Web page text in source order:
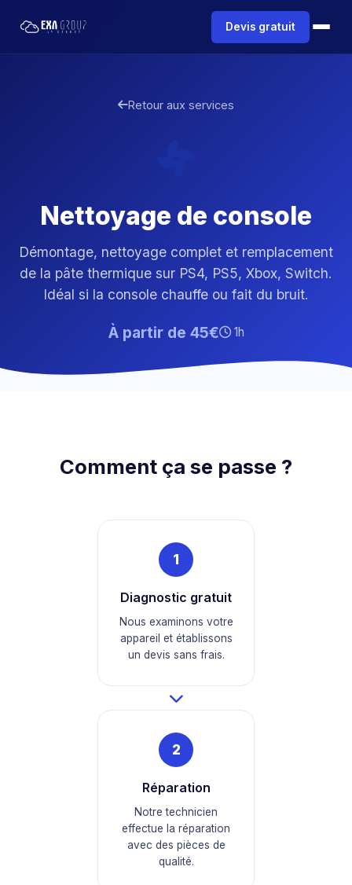
Devis gratuit
Retour aux services
Nettoyage de console
Démontage, nettoyage complet et remplacement
de la pâte thermique sur PS4, PS5, Xbox, Switch.
Idéal si la console chauffe ou fait du bruit.
À partir de 45€ 1h
Comment ça se passe ?
1
Diagnostic gratuit
Nous examinons votre
appareil et établissons
un devis sans frais.
2
Réparation
Notre technicien
effectue la réparation
avec des pièces de
qualité.